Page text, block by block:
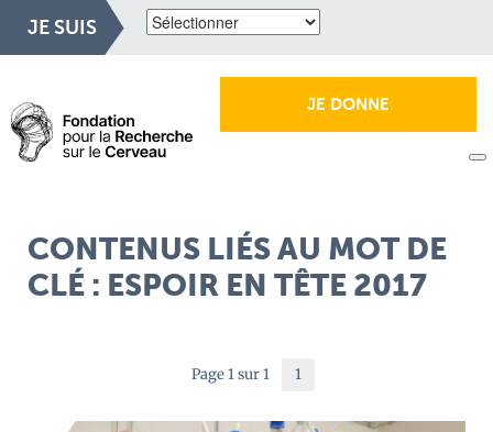
JE SUIS
JE DONNE
CONTENUS LIÉS AU MOT DE
CLÉ : ESPOIR EN TÊTE 2017
Page 1 sur 1 1